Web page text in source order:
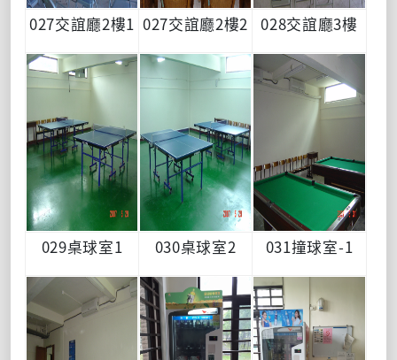
027交誼廳2樓1 027交誼廳2樓2 028交誼廳3樓
029桌球室1 030桌球室2 031撞球室-1